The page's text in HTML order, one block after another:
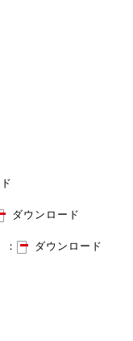
ダウンロード
ダウンロード